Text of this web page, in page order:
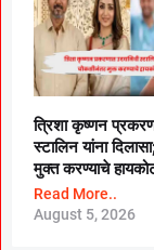
त्रिशा कृष्णन
स्टालिन यांना
मुक्त करण्याचे
Read More..
August 5, 2026